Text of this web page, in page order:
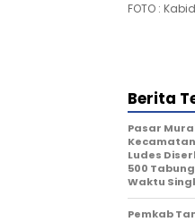
FOTO :
Berita
Pasar
Ludes
500
Waktu
Pemkab